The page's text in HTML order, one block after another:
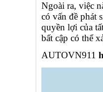
Ngoài ra, việc
có vấn đề phát
quyền lợi của
bất cập có thể
AUTOVN911